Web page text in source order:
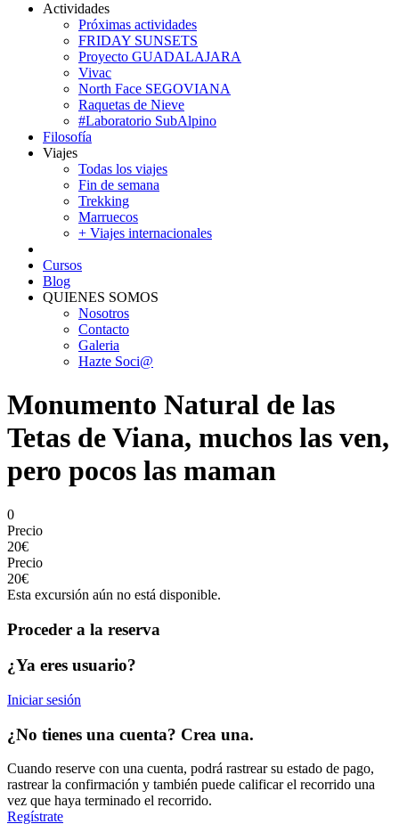
Actividades
Próximas actividades
FRIDAY SUNSETS
Proyecto GUADALAJARA
Vivac
North Face SEGOVIANA
Raquetas de Nieve
#Laboratorio SubAlpino
Filosofía
Viajes
Todas los viajes
Fin de semana
Trekking
Marruecos
+ Viajes internacionales
Cursos
Blog
QUIENES SOMOS
Nosotros
Contacto
Galeria
Hazte Soci@
Monumento Natural de las
Tetas de Viana, muchos las ven,
pero pocos las maman
0
Precio
20€
Precio
20€
Esta excursión aún no está disponible.
Proceder a la reserva
¿Ya eres usuario?
Iniciar sesión
¿No tienes una cuenta? Crea una.
Cuando reserve con una cuenta, podrá rastrear su estado de pago,
rastrear la confirmación y también puede calificar el recorrido una
vez que haya terminado el recorrido.
Regístrate